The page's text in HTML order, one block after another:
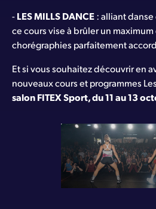
-LES MILLS DANCE: alliant
ce cours vise à brûler un
chorégraphies parfaitement
Et si vous souhaitez découvrir en
nouveaux cours et programmes
salon FITEX Sport, du 11 au 13